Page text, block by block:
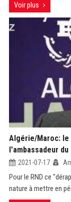
Voir plus
Algérie/Maroc: le
l'ambassadeur du
2021-07-17
Pour le RND ce
nature à mettre en